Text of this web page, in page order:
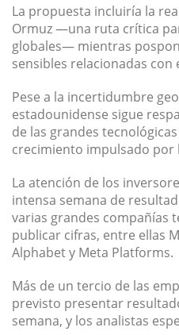
La propuesta incluiría la
Ormuz —una ruta crítica
globales— mientras
sensibles relacionadas
Pese a la incertidumbre
estadounidense sigue
de las grandes
crecimiento impulsado por
La atención de los
intensa semana de
varias grandes compañías
publicar cifras, entre ellas
Alphabet y Meta Platforms.
Más de un tercio de las
previsto presentar
semana, y los analistas